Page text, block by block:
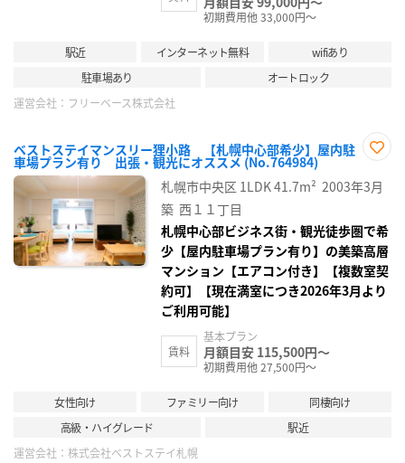
初期費用他 33,000円～
駅近 インターネット無料
wifiあり
駐車場あり
オートロック
運営会社： フリーベース株式会社
ベストステイマンスリー狸小路 【札幌中心部希少】屋内駐
車場プラン有り 出張・観光にオススメ (No.764984)
に入
り登
札幌市中央区 1LDK41.7m² 2003年3月
築 西１１丁目
札幌中心部ビジネス街・観光徒歩圏で希
少【屋内駐車場プラン有り】の美築高層
マンション【エアコン付き】【複数室契
約可】【現在満室につき2026年3月より
ご利用可能】
賃料
基本プラン
月額目安 115,500円～
初期費用他 27,500円～
女性向け ファミリー向け
同棲向け
高級・ハイグレード
駅近
運営会社： 株式会社ベストステイ札幌